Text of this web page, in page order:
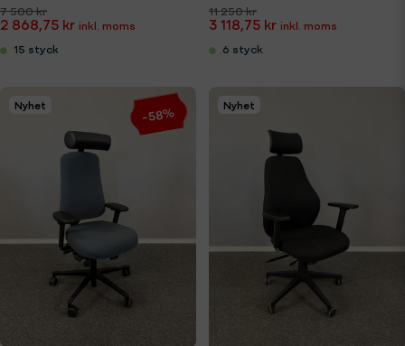
7 500 kr
2 868,75 kr
15 styck
11 250 kr
3 118,75 kr
6 styck
Nyhet -58% Nyhet